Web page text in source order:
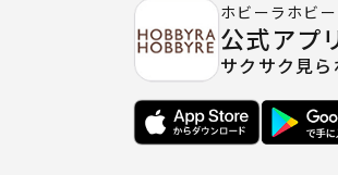
ホビーラホビ
公式アプ
サクサク見